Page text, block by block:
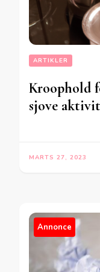
ARTIKLER
Kroophold
sjove
MARTS 27, 2023
Annonce